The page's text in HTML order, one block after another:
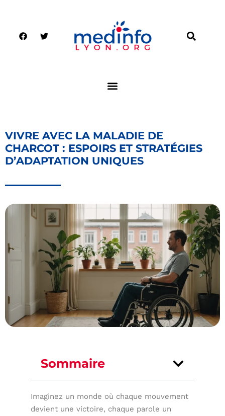
VIVRE AVEC LA MALADIE DE
CHARCOT : ESPOIRS ET STRATÉGIES
D’ADAPTATION UNIQUES
Sommaire
Imaginez un monde où chaque mouvement
devient une victoire, chaque parole un